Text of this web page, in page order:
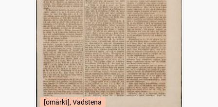
[omärkt], Vadstena